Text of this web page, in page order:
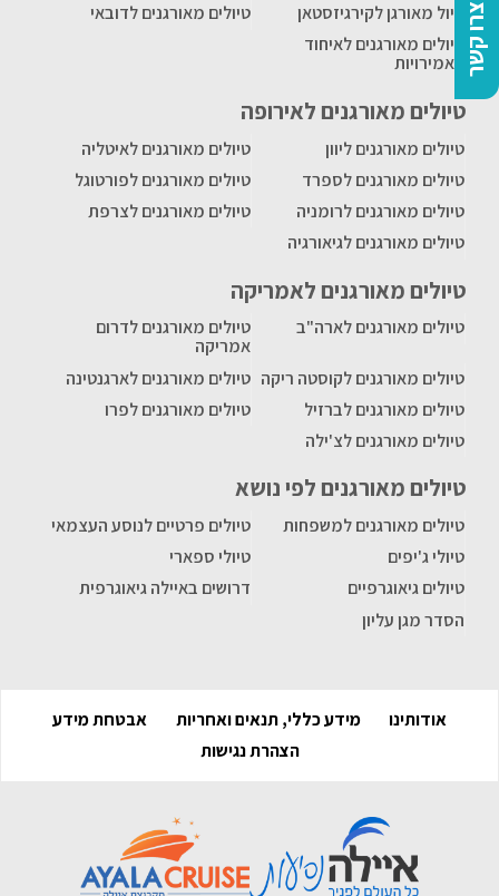
צרו קשר טיול מאורגן לקירגיזסטאן
טיולים מאורגנים לדובאי
טיולים מאורגנים לאיחוד
האמירויות
טיולים מאורגנים לאירופה
טיולים מאורגנים ליוון
טיולים מאורגנים לאיטליה
טיולים מאורגנים לספרד
טיולים מאורגנים לפורטוגל
טיולים מאורגנים לרומניה
טיולים מאורגנים לצרפת
טיולים מאורגנים לגיאורגיה
טיולים מאורגנים לאמריקה
טיולים מאורגנים לארה"ב
טיולים מאורגנים לדרום
אמריקה
טיולים מאורגנים לקוסטה ריקה טיולים מאורגנים לארגנטינה
טיולים מאורגנים לברזיל
טיולים מאורגנים לפרו
טיולים מאורגנים לצ'ילה
טיולים מאורגנים לפי נושא
טיולים מאורגנים למשפחות
טיולים פרטיים לנוסע העצמאי
טיולי ג'יפים
טיולי ספארי
טיולים גיאוגרפיים
דרושים באיילה גיאוגרפית
הסדר מגן עליון
אודותינו מידע כללי, תנאים ואחריות
אבטחת מידע
הצהרת נגישות